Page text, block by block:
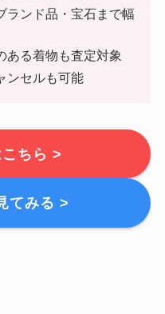
ランド品・宝石まで幅
ある着物も査定対象
ンセルも可能
ちら >
てみる >